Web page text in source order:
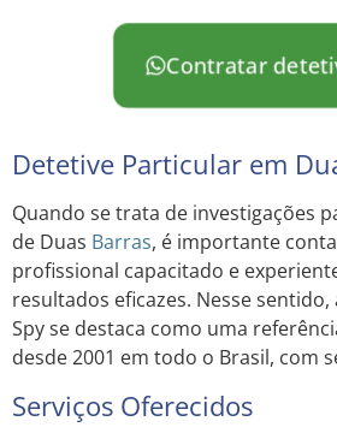
Contratar
Detetive Particular em
Quando se trata de investigações
de Duas Barras, é importante
profissional capacitado e
resultados eficazes. Nesse
Spy se destaca como uma
desde 2001 em todo o Brasil, com
Serviços Oferecidos